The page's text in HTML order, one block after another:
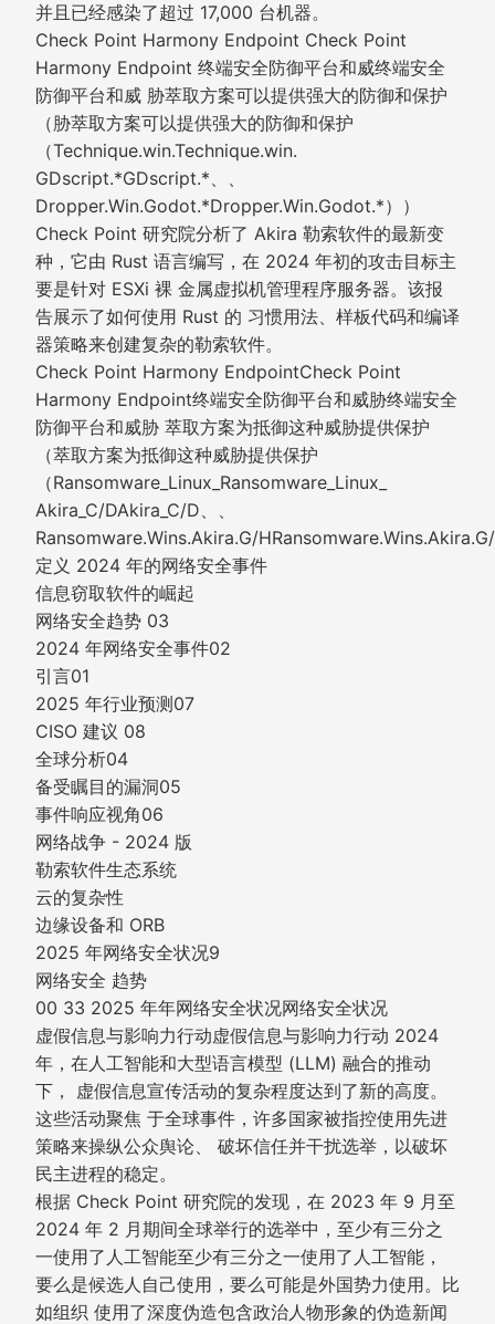
并且已经感染了超过 17,000 台机器。
Check Point Harmony Endpoint Check Point
Harmony Endpoint 终端安全防御平台和威终端安全
防御平台和威 胁萃取方案可以提供强大的防御和保护
（胁萃取方案可以提供强大的防御和保护
（Technique.win.Technique.win.
GDscript.*GDscript.*、、
Dropper.Win.Godot.*Dropper.Win.Godot.*））
Check Point 研究院分析了 Akira 勒索软件的最新变
种，它由 Rust 语言编写，在 2024 年初的攻击目标主
要是针对 ESXi 裸 金属虚拟机管理程序服务器。该报
告展示了如何使用 Rust 的 习惯用法、样板代码和编译
器策略来创建复杂的勒索软件。
Check Point Harmony EndpointCheck Point
Harmony Endpoint终端安全防御平台和威胁终端安全
防御平台和威胁 萃取方案为抵御这种威胁提供保护
（萃取方案为抵御这种威胁提供保护
（Ransomware_Linux_Ransomware_Linux_
Akira_C/DAkira_C/D、、
Ransomware.Wins.Akira.G/
定义 2024 年的网络安全事件
信息窃取软件的崛起
网络安全趋势 03
2024 年网络安全事件02
引言01
2025 年行业预测07
CISO 建议 08
全球分析04
备受瞩目的漏洞05
事件响应视角06
网络战争 - 2024 版
勒索软件生态系统
云的复杂性
边缘设备和 ORB
2025 年网络安全状况9
网络安全 趋势
00 33 2025 年年网络安全状况网络安全状况
虚假信息与影响力行动虚假信息与影响力行动 2024
年，在人工智能和大型语言模型 (LLM) 融合的推动
下， 虚假信息宣传活动的复杂程度达到了新的高度。
这些活动聚焦 于全球事件，许多国家被指控使用先进
策略来操纵公众舆论、 破坏信任并干扰选举，以破坏
民主进程的稳定。
根据 Check Point 研究院的发现，在 2023 年 9 月至
2024 年 2 月期间全球举行的选举中，至少有三分之
一使用了人工智能至少有三分之一使用了人工智能，
要么是候选人自己使用，要么可能是外国势力使用。比
如组织 使用了深度伪造包含政治人物形象的伪造新闻